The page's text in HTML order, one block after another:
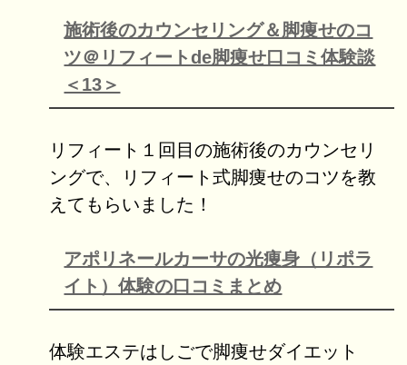
施術後のカウンセリング＆脚痩せのコ
ツ＠リフィートde脚痩せ口コミ体験談
＜13＞
リフィート１回目の施術後のカウンセリ
ングで、リフィート式脚痩せのコツを教
えてもらいました！
アポリネールカーサの光痩身（リポラ
イト）体験の口コミまとめ
体験エステはしごで脚痩せダイエット